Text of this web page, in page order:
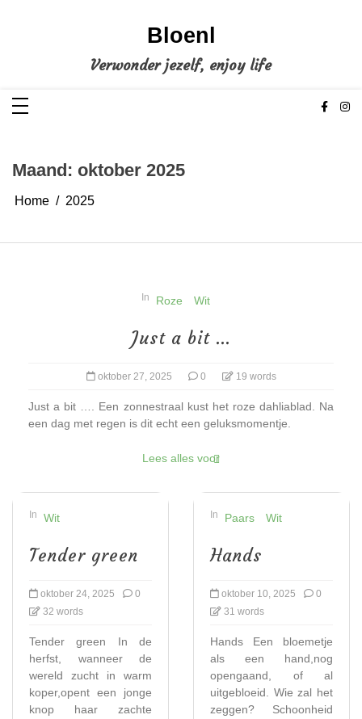
Bloenl
Verwonder jezelf, enjoy life
Maand: oktober 2025
Home 2025
In Roze Wit
Just a bit …
oktober 27, 2025 0 19 words
Just a bit …. Een zonnestraal kust het roze dahliablad. Na
een dag met regen is dit echt een geluksmomentje.
Lees alles voor
In Wit
Tender green
oktober 24, 2025
0
32 words
Tender green In de
herfst, wanneer de
wereld zucht in warm
koper,opent een jonge
knop haar zachte
In Paars Wit
Hands
oktober 10, 2025
0
31 words
Hands Een bloemetje
als een hand,nog
opengaand, of al
uitgebloeid. Wie zal het
zeggen? Schoonheid